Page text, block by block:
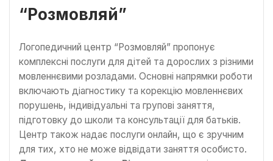
“Розмовляй”
Логопедичний центр “Розмовляй” пропонує
комплексні послуги для дітей та дорослих з різними
мовленнєвими розладами. Основні напрямки роботи
включають діагностику та корекцію мовленнєвих
порушень, індивідуальні та групові заняття,
підготовку до школи та консультації для батьків.
Центр також надає послуги онлайн, що є зручним
для тих, хто не може відвідати заняття особисто.